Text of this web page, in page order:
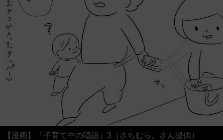
【漫画】『子育て中の隠語』3（さちむら。さん提供）